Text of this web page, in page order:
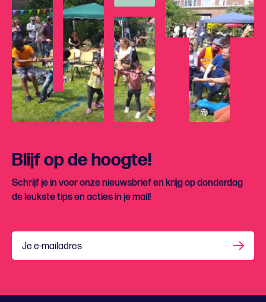
Blijf op de hoogte!
Schrijf je in voor onze nieuwsbrief en krijg op donderdag
de leukste tips en acties in je mail!
Je e-mailadres